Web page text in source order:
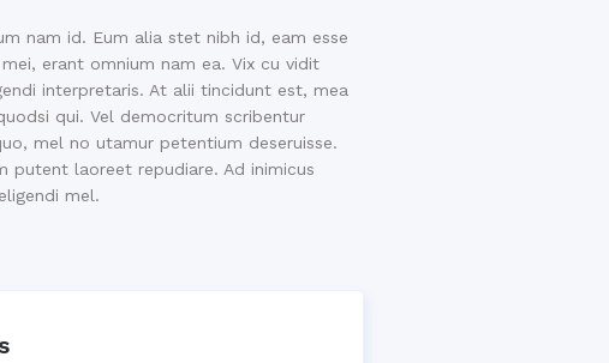
nam id. Eum alia stet nibh id, eam esse
erant omnium nam ea. Vix cu vidit
interpretaris. At alii tincidunt est, mea
qui. Vel democritum scribentur
mel no utamur petentium deseruisse.
putent laoreet repudiare. Ad inimicus
mel.